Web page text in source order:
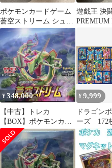
ポケモンカードゲーム
蒼空ストリーム シュリ
ンク無しBOX
遊戯王 決
PREMIUM
¥348,000
【中古】トレカ
【BOX】ポケモンカー
ドゲーム ソード＆シー
ルド 拡張パック 蒼空ス
トリーム
¥9,999
ドラゴン
ーズ 172
ジット 孫
ベジー
ス セル
ャネンバ